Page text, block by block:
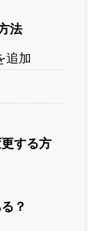
法
追加
する方
？